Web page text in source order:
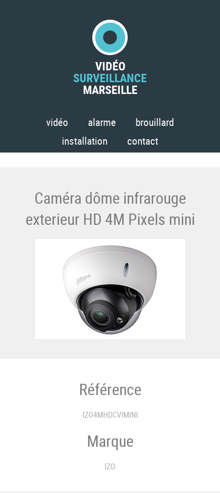
VIDÉO
SURVEILLANCE
MARSEILLE
vidéo alarme
brouillard
installation
contact
Caméra dôme infrarouge
exterieur HD 4M Pixels mini
Référence
IZO4MHDCVIMINI
Marque
IZO